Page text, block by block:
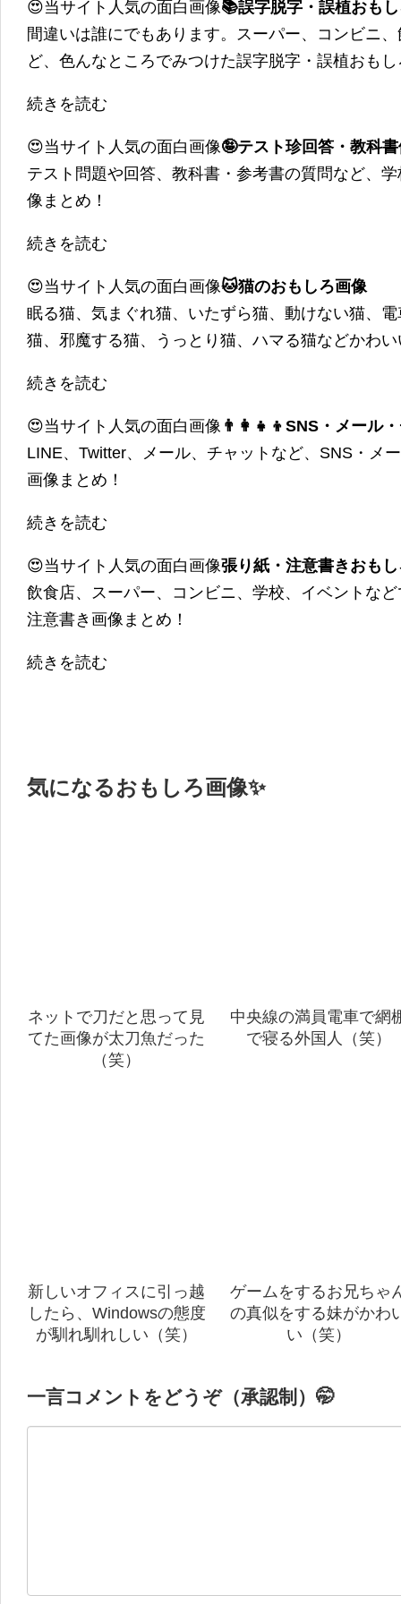
😍当サイト人気の面白画像📚誤字脱字・誤植おも
間違いは誰にでもあります。スーパー、コンビニ
ど、色んなところでみつけた誤字脱字・誤植おも
続きを読む
😍当サイト人気の面白画像🤪テスト珍回答・教科
テスト問題や回答、教科書・参考書の質問など、
像まとめ！
続きを読む
😍当サイト人気の面白画像🐱猫のおもしろ画像
眠る猫、気まぐれ猫、いたずら猫、動けない猫、
猫、邪魔する猫、うっとり猫、ハマる猫などかわ
続きを読む
😍当サイト人気の面白画像 👨‍👩‍👧‍👦SNS・メール
LINE、Twitter、メール、チャットなど、SNS・メ
画像まとめ！
続きを読む
😍当サイト人気の面白画像張り紙・注意書きおも
飲食店、スーパー、コンビニ、学校、イベントな
注意書き画像まとめ！
続きを読む
気になるおもしろ画像✨
ネットで刀だと思って見
てた画像が太刀魚だった
（笑）
中央線の満員電車で網
で寝る外国人（笑）
新しいオフィスに引っ越
したら、Windowsの態度
が馴れ馴れしい（笑）
ゲームをするお兄ちゃ
の真似をする妹がかわ
い（笑）
一言コメントをどうぞ（承認制）🤭